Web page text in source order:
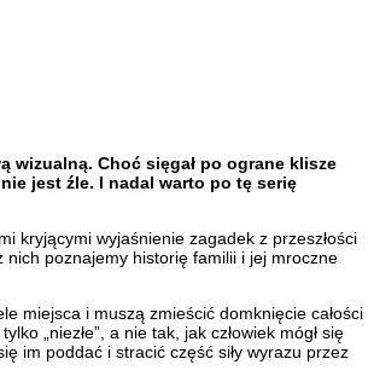
wizualną. Choć sięgał po ograne klisze
jest źle. I nadal warto po tę serię
kryjącymi wyjaśnienie zagadek z przeszłości
poznajemy historię familii i jej mroczne
miejsca i muszą zmieścić domknięcie całości
„niezłe”, a nie tak, jak człowiek mógł się
im poddać i stracić część siły wyrazu przez